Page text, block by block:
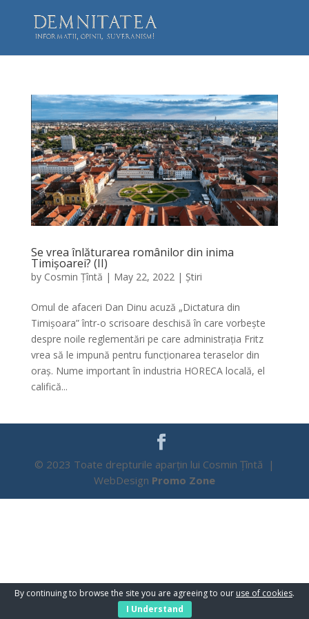
Se vrea înlăturarea românilor din inima
Timișoarei? (II)
by Cosmin Țîntă | May 22, 2022| Știri
Omul de afaceri Dan Dinu acuză „Dictatura din
Timișoara” într-o scrisoare deschisă în care vorbește
despre noile reglementări pe care administrația Fritz
vrea să le impună pentru funcționarea teraselor din
oraș. Nume important în industria HORECA locală, el
califică...
© 2023 Toate drepturile aparțin lui Cosmin Țîntă |
WebDesign Promo Zone
By continuing to browse the site you are agreeing to our use of cookies.
I Understand